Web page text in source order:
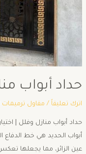
حداد أبواب
اترك تعليقاً / مقاول ترميمات
أبواب الحديد هي خط الدفاع
عين الزائر، مما يجعلها